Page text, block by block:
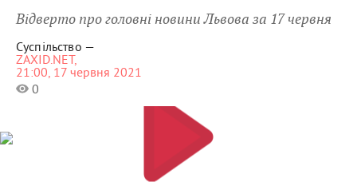
Відверто про головні новини Львова за 17 червня
Суспільство —
ZAXID.NET,
21:00, 17 червня 2021
0